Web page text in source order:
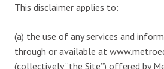
This disclaimer applies to:
(a) the use of any services and
through or available at
(collectively “the Site”) offered by